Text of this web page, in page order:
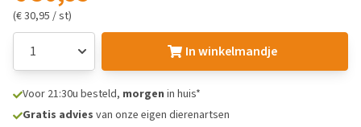
(€ 30,95 / st)
In winkelmandje
Voor 21:30u besteld, morgen in huis*
Gratis advies van onze eigen dierenartsen